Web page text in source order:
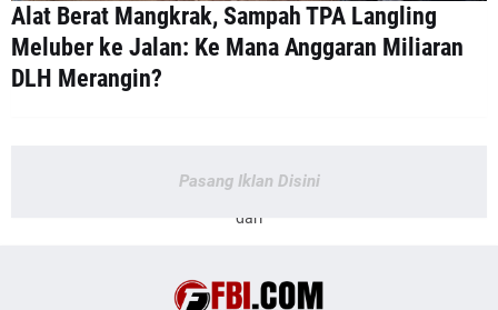
Alat Berat Mangkrak, Sampah TPA Langling
Meluber ke Jalan: Ke Mana Anggaran Miliaran
DLH Merangin?
Pasang Iklan Disini
dari